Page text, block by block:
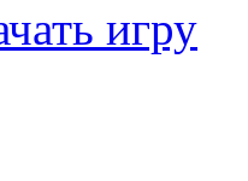
игру